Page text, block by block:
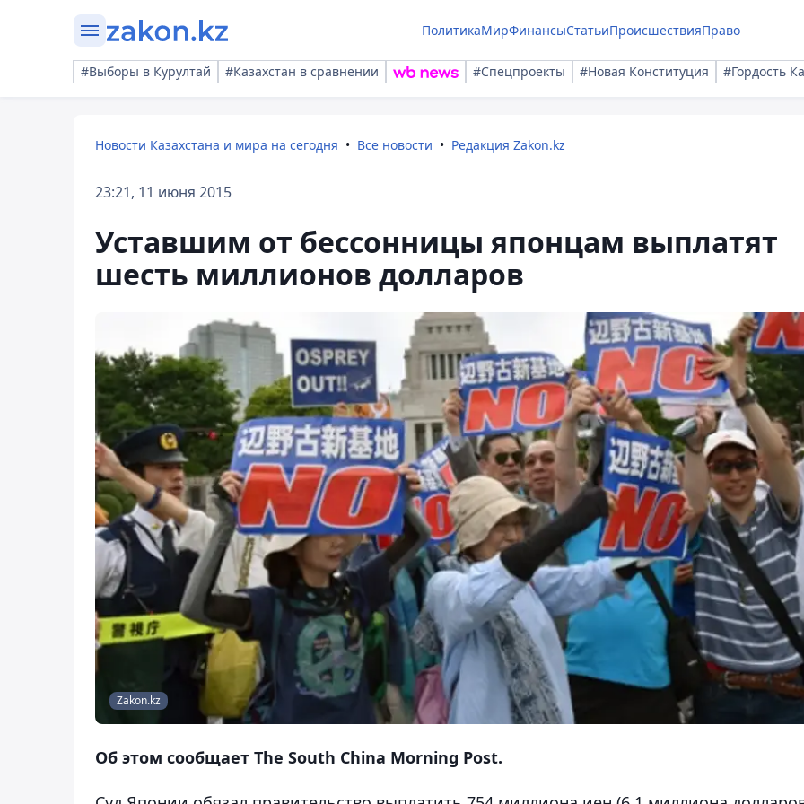
ПолитикаМирФинансыСтатьиПроисшествияПраво
#Выборы в Курултай #Казахстан в сравнении #Спецпроекты #Новая Конституция #Гордость
Новости Казахстана и мира на сегодня Все новости Редакция Zakon.kz
23:21, 11 июня 2015
Уставшим от бессонницы японцам выплатят
шесть миллионов долларов
Zakon.kz
Об этом сообщает The South China Morning Post.